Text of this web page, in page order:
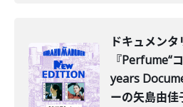
ドキュメン
『Perfume“
years
ーの矢島由佳